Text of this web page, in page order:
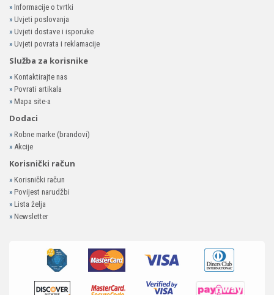
» Informacije o tvrtki
» Uvjeti poslovanja
» Uvjeti dostave i isporuke
» Uvjeti povrata i reklamacije
Služba za korisnike
» Kontaktirajte nas
» Povrati artikala
» Mapa site-a
Dodaci
» Robne marke (brandovi)
» Akcije
Korisnički račun
» Korisnički račun
» Povijest narudžbi
» Lista želja
» Newsletter